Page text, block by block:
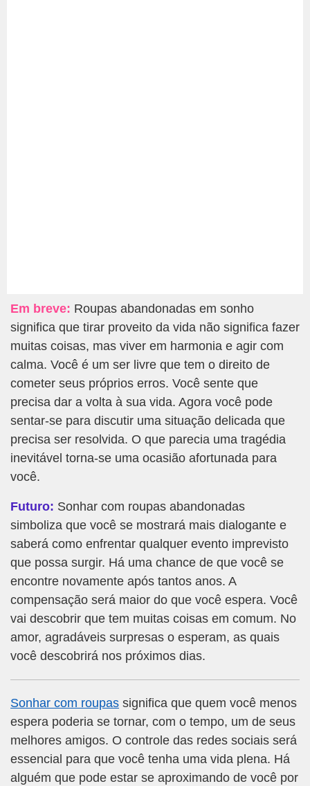
Em breve: Roupas abandonadas em sonho
significa que tirar proveito da vida não significa fazer
muitas coisas, mas viver em harmonia e agir com
calma. Você é um ser livre que tem o direito de
cometer seus próprios erros. Você sente que
precisa dar a volta à sua vida. Agora você pode
sentar-se para discutir uma situação delicada que
precisa ser resolvida. O que parecia uma tragédia
inevitável torna-se uma ocasião afortunada para
você.
Futuro: Sonhar com roupas abandonadas
simboliza que você se mostrará mais dialogante e
saberá como enfrentar qualquer evento imprevisto
que possa surgir. Há uma chance de que você se
encontre novamente após tantos anos. A
compensação será maior do que você espera. Você
vai descobrir que tem muitas coisas em comum. No
amor, agradáveis surpresas o esperam, as quais
você descobrirá nos próximos dias.
Sonhar com roupas significa que quem você menos
espera poderia se tornar, com o tempo, um de seus
melhores amigos. O controle das redes sociais será
essencial para que você tenha uma vida plena. Há
alguém que pode estar se aproximando de você por